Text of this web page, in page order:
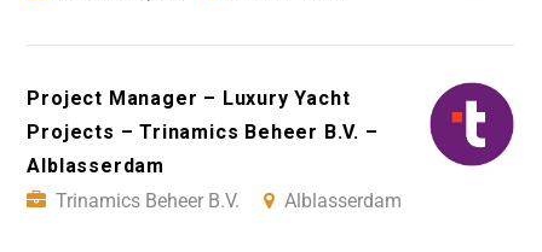
Project Manager – Luxury Yacht
Projects – Trinamics Beheer B.V. –
Alblasserdam
Trinamics Beheer B.V.
Alblasserdam